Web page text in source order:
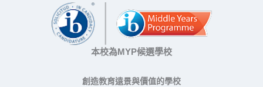
本校為MYP候選學校
創造教育遠景與價值的學校